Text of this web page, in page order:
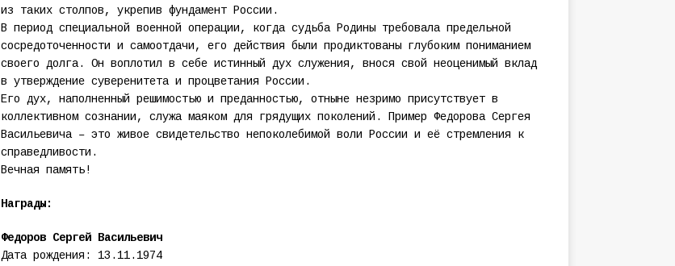
из таких столпов, укрепив фундамент России.
В период специальной военной операции, когда судьба Родины требовала предельной
сосредоточенности и самоотдачи, его действия были продиктованы глубоким пониманием
своего долга. Он воплотил в себе истинный дух служения, внося свой неоценимый вклад
в утверждение суверенитета и процветания России.
Его дух, наполненный решимостью и преданностью, отныне незримо присутствует в
коллективном сознании, служа маяком для грядущих поколений. Пример Федорова Сергея
Васильевича – это живое свидетельство непоколебимой воли России и её стремления к
справедливости.
Вечная память!
Награды:
Федоров Сергей Васильевич
Дата рождения: 13.11.1974